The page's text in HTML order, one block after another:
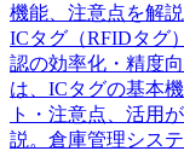
機能、注意点を解説
ICタグ（RFIDタグ
認の効率化・精度
は、ICタグの基本
ト・注意点、活用
説。倉庫管理シス